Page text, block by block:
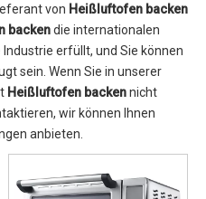
von Heißluftofen backen
backendie internationalen
erfüllt, und Sie können
sein. Wenn Sie in unserer
Heißluftofen backennicht
wir können Ihnen
anbieten.